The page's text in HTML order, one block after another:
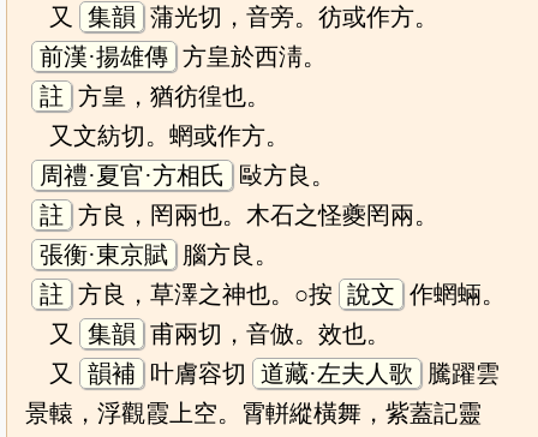
又
集韻 蒲光切，音旁。彷或作方。
前漢·揚雄傳 方皇於西淸。
註 方皇，猶彷徨也。
又文紡切。蝄或作方。
周禮·夏官·方相氏
敺方良。
註 方良，罔兩也。木石之怪夔罔兩。
張衡·東京賦
腦方良。
註 方良，草澤之神也。○按 說文 作蝄蜽。
又
集韻 甫兩切，音倣。效也。
又
韻補 叶膚容切 道藏·左夫人歌
騰躍雲
景轅，浮觀霞上空。霄軿縱橫舞，紫蓋記靈